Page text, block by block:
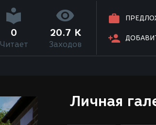
0
Читает
20.7 K
Заходов
Личная